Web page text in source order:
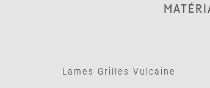
Lames Grilles Vulcaine